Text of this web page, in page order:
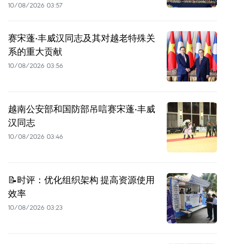
10/08/2026 03:57
赛宋蓬·丰威汉同志及其对越老特殊关
系的重大贡献
10/08/2026 03:56
越南公安部和国防部吊唁赛宋蓬·丰威
汉同志
10/08/2026 03:46
📝时评：优化组织架构 提高资源使用
效率
10/08/2026 03:23